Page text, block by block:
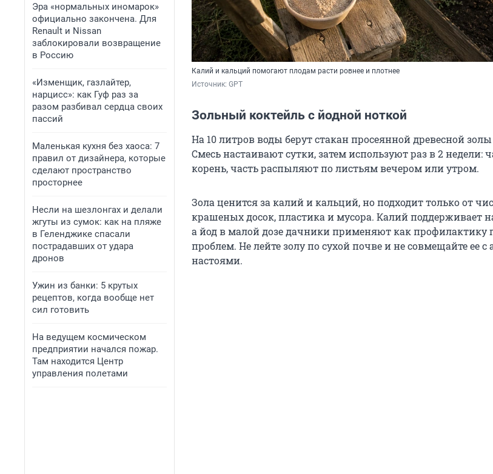
Эра «нормальных иномарок»
официально закончена. Для
Renault и Nissan
заблокировали возвращение
в Россию
«Изменщик, газлайтер,
нарцисс»: как Гуф раз за
разом разбивал сердца своих
пассий
Маленькая кухня без хаоса: 7
правил от дизайнера, которые
сделают пространство
просторнее
Несли на шезлонгах и делали
жгуты из сумок: как на пляже
в Геленджике спасали
пострадавших от удара
дронов
Ужин из банки: 5 крутых
рецептов, когда вообще нет
сил готовить
На ведущем космическом
предприятии начался пожар.
Там находится Центр
управления полетами
Калий и кальций помогают плодам расти ровнее и плотнее
Источник: GPT
Зольный коктейль с йодной ноткой
На 10 литров воды берут стакан просеянной древесной золы
Смесь настаивают сутки, затем используют раз в 2 недели:
корень, часть распыляют по листьям вечером или утром.
Зола ценится за калий и кальций, но подходит только от
крашеных досок, пластика и мусора. Калий поддерживает
а йод в малой дозе дачники применяют как профилактику
проблем. Не лейте золу по сухой почве и не совмещайте ее
настоями.